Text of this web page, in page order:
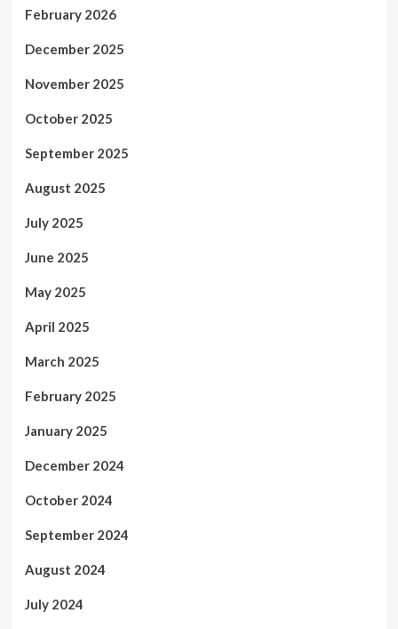
February 2026
December 2025
November 2025
October 2025
September 2025
August 2025
July 2025
June 2025
May 2025
April 2025
March 2025
February 2025
January 2025
December 2024
October 2024
September 2024
August 2024
July 2024